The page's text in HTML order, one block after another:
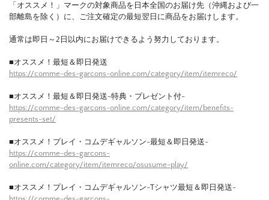
「オススメ！」マークの対象商品を日本全国のお届け先（沖縄および一
部離島を除く）に、ご注文確定の最短翌日に商品をお届けします。
通常は即日～2日以内にお届けできるよう努力しております。
■オススメ！最短＆即日発送
https://comme-des-garcons-online.com/category/item/itemreco/
■オススメ！最短＆即日発送-特典・プレゼント付-
https://comme-des-garcons-online.com/category/item/benefits-
presents-set/
■オススメ！プレイ・コムデギャルソン-最短＆即日発送-
https://comme-des-garcons-
online.com/category/item/itemreco/osusume-play/
■オススメ！プレイ・コムデギャルソン-Tシャツ最短＆即日発送-